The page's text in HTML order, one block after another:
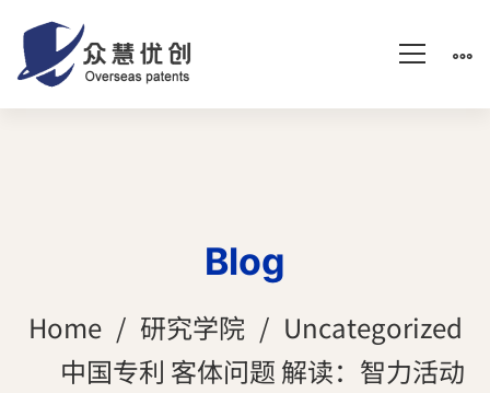
Blog
Home 研究学院
Uncategorized
中国专利 客体问题 解读：智力活动